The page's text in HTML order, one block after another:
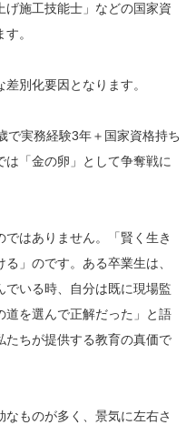
げ施工技能士」などの国家資
。
別化要因となります。
で実務経験3年＋国家資格持ち
「金の卵」として争奪戦に
ではありません。「賢く生き
」のです。ある卒業生は、
でいる時、自分は既に現場監
道を選んで正解だった」と語
たちが提供する教育の真価で
ものが多く、景気に左右さ